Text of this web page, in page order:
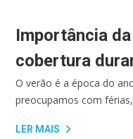
Importância
cobertura
O verão é a época do
preocupamos com
LER MAIS